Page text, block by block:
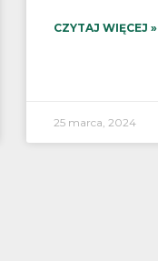
CZYTAJ WIĘCEJ »
25 marca, 2024